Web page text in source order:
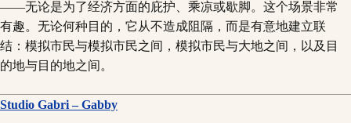
——无论是为了经济方面的庇护、乘凉或歇脚。这个场景非常
有趣。无论何种目的，它从不造成阻隔，而是有意地建立联
结：模拟市民与模拟市民之间，模拟市民与大地之间，以及目
的地与目的地之间。
Studio Gabri – Gabby